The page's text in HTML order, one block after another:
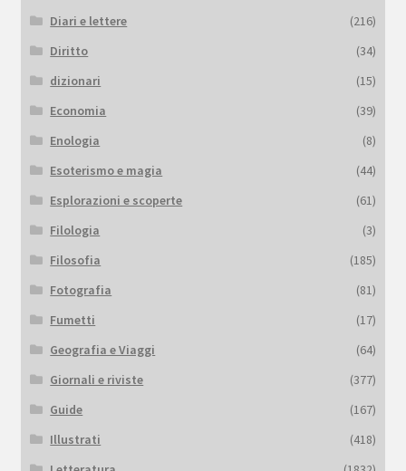
Diari e lettere
(216)
Diritto
(34)
dizionari
(15)
Economia
(39)
Enologia
(8)
Esoterismo e magia
(44)
Esplorazioni e scoperte
(61)
Filologia
(3)
Filosofia
(185)
Fotografia
(81)
Fumetti
(17)
Geografia e Viaggi
(64)
Giornali e riviste
(377)
Guide
(167)
Illustrati
(418)